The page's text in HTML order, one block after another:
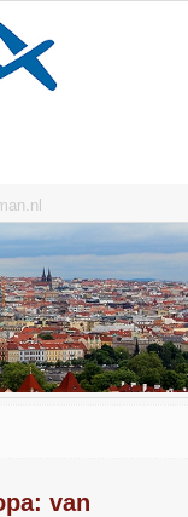
van